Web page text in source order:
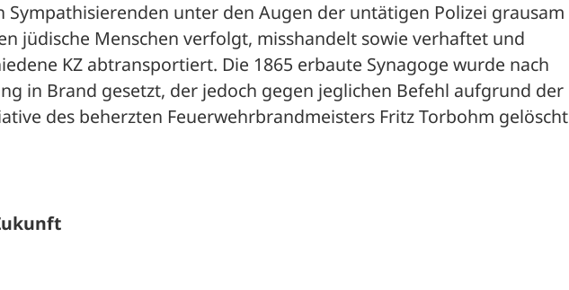
Sympathisierenden unter den Augen der untätigen Polizei grausam
jüdische Menschen verfolgt, misshandelt sowie verhaftet und
KZ abtransportiert. Die 1865 erbaute Synagoge wurde nach
in Brand gesetzt, der jedoch gegen jeglichen Befehl aufgrund der
des beherzten Feuerwehrbrandmeisters Fritz Torbohm gelöscht